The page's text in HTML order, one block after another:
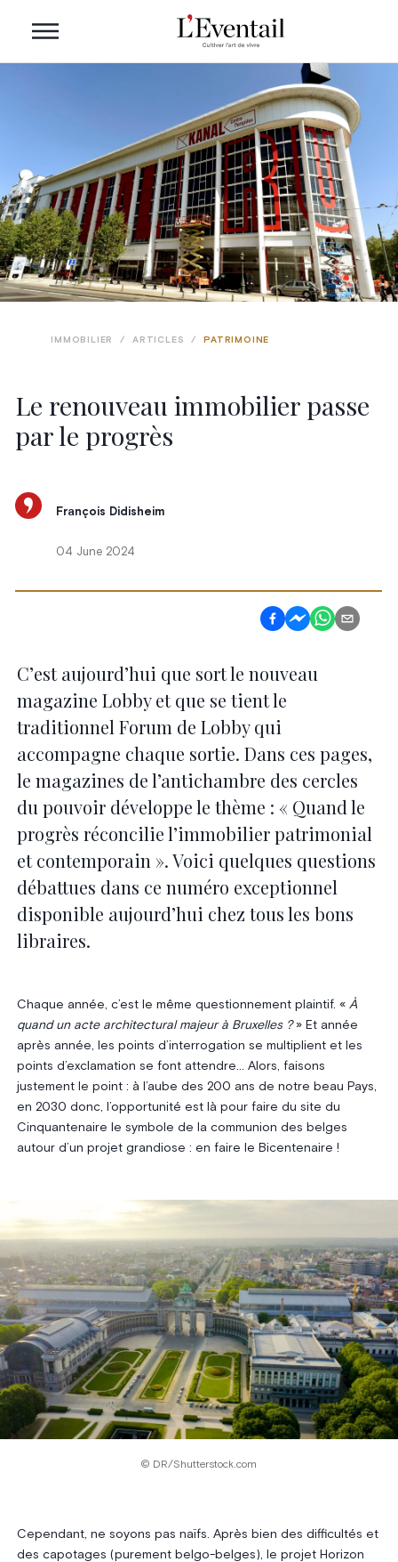
Le renouveau immobilier passe
par le progrès
IMMOBILIER / ARTICLES / PATRIMOINE
François Didisheim
04 June 2024
C’est aujourd’hui que sort le nouveau
magazine Lobby et que se tient le
traditionnel Forum de Lobby qui
accompagne chaque sortie. Dans ces pages,
le magazines de l’antichambre des cercles
du pouvoir développe le thème : « Quand le
progrès réconcilie l’immobilier patrimonial
et contemporain ». Voici quelques questions
débattues dans ce numéro exceptionnel
disponible aujourd’hui chez tous les bons
libraires.
Chaque année, c’est le même questionnement plaintif. « À
quand un acte architectural majeur à Bruxelles ? » Et année
après année, les points d’interrogation se multiplient et les
points d’exclamation se font attendre… Alors, faisons
justement le point : à l’aube des 200 ans de notre beau Pays,
en 2030 donc, l’opportunité est là pour faire du site du
Cinquantenaire le symbole de la communion des belges
autour d’un projet grandiose : en faire le Bicentenaire !
© DR/Shutterstock.com
Cependant, ne soyons pas naïfs. Après bien des difficultés et
des capotages (purement belgo-belges), le projet Horizon